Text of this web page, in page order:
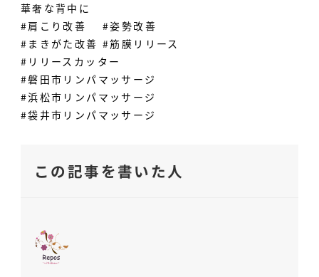
華奢な背中に
#肩こり改善 #姿勢改善
#まきがた改善 #筋膜リリース
#リリースカッター
#磐田市リンパマッサージ
#浜松市リンパマッサージ
#袋井市リンパマッサージ
この記事を書いた人